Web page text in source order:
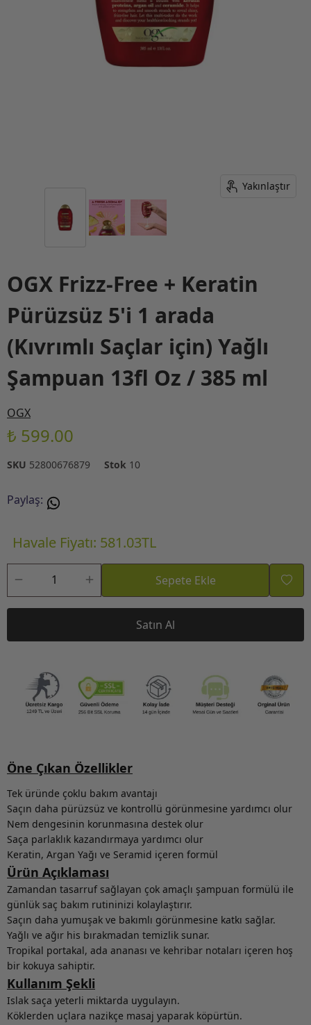
Yakınlaştır
OGX Frizz-Free + Keratin
Pürüzsüz 5'i 1 arada
(Kıvrımlı Saçlar için) Yağlı
Şampuan 13fl Oz / 385 ml
OGX
₺ 599.00
SKU 52800676879 Stok 10
Paylaş:
Havale Fiyatı: 581.03TL
Sepete Ekle
Satın Al
Öne Çıkan Özellikler
Tek üründe çoklu bakım avantajı
Saçın daha pürüzsüz ve kontrollü görünmesine yardımcı olur
Nem dengesinin korunmasına destek olur
Saça parlaklık kazandırmaya yardımcı olur
Keratin, Argan Yağı ve Seramid içeren formül
Ürün Açıklaması
Zamandan tasarruf sağlayan çok amaçlı şampuan formülü ile
günlük saç bakım rutininizi kolaylaştırır.
Saçın daha yumuşak ve bakımlı görünmesine katkı sağlar.
Yağlı ve ağır his bırakmadan temizlik sunar.
Tropikal portakal, ada ananası ve kehribar notaları içeren hoş
bir kokuya sahiptir.
Kullanım Şekli
Islak saça yeterli miktarda uygulayın.
Köklerden uçlara nazikçe masaj yaparak köpürtün.